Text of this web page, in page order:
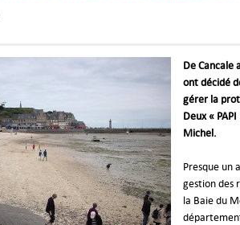
De
ont décidé
gérer la
Deux «
Michel.
Presque un
gestion des
la Baie du